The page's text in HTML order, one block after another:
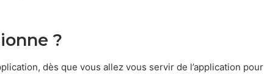
?
dès que vous allez vous servir de l’application pour